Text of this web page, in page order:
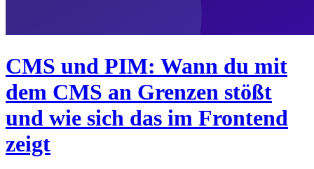
CMS und PIM: Wann du mit
dem CMS an Grenzen stößt
und wie sich das im Frontend
zeigt